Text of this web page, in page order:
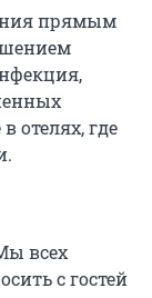
прямым
отелях, где
всех
с гостей